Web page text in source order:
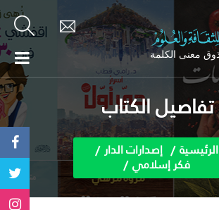
تفاصيل الكتاب
الرئيسية إصدارات الدار
فكر إسلامي